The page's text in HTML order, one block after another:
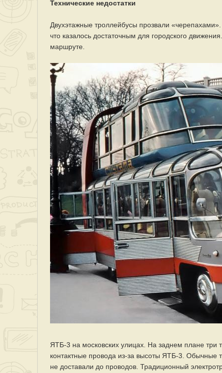
Технические недостатки
Двухэтажные троллейбусы прозвали
что казалось достаточным для городского
маршруте.
ЯТБ-3 на московских улицах. На заднем плане
контактные провода из-за высоты ЯТБ-3. Обычные
не доставали до проводов. Традиционный